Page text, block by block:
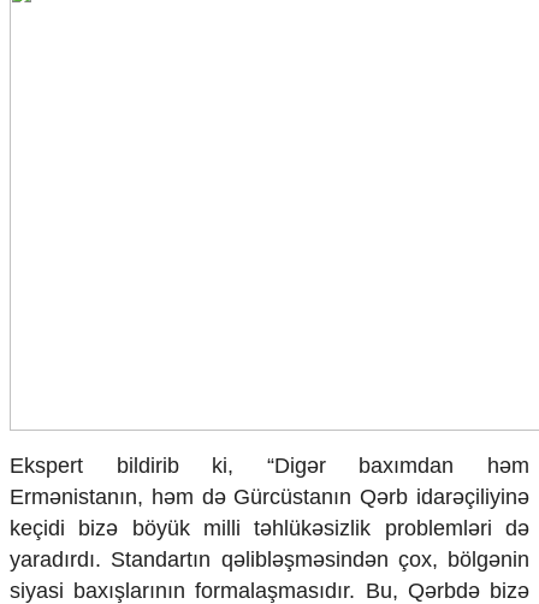
Əlaqə
Missiyamız
Ekspert bildirib ki, “Digər baxımdan həm
Ermənistanın, həm də Gürcüstanın Qərb idarəçiliyinə
keçidi bizə böyük milli təhlükəsizlik problemləri də
yaradırdı. Standartın qəlibləşməsindən çox, bölgənin
siyasi baxışlarının formalaşmasıdır. Bu, Qərbdə bizə